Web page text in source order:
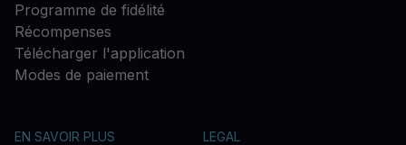
Programme de fidélité
Récompenses
Télécharger l'application
Modes de paiement
EN SAVOIR PLUS LEGAL